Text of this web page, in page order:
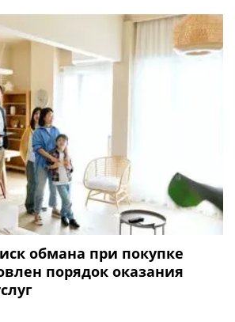
обмана при покупке
порядок оказания